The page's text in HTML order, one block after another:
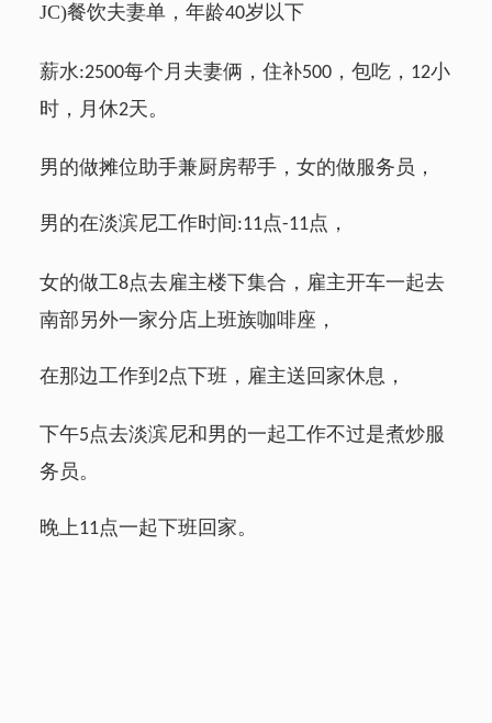
JC)餐饮夫妻单，年龄40岁以下
薪水:2500每个月夫妻俩，住补500，包吃， 12小
时，月休2天。
男的做摊位助手兼厨房帮手，女的做服务员，
男的在淡滨尼工作时间 :11点-11点，
女的做工8点去雇主楼下集合，雇主开车一起去
南部另外一家分店上班族咖啡座，
在那边工作到 2点下班，雇主送回家休息，
下午5点去淡滨尼和男的一起工作不过是煮炒服
务员。
晚上11点一起下班回家。